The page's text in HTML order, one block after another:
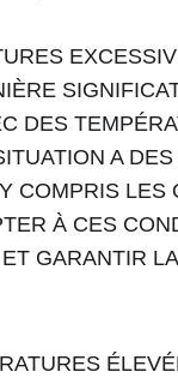
DES
A
COMPRIS LES
À CES
GARANTIR